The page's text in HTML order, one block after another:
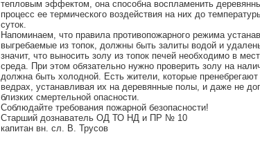
тепловым эффектом, она способна воспламенить
процесс ее термического воздействия на них до
суток.
Напоминаем, что правила противопожарного режима
выгребаемые из топок, должны быть залиты водой и
значит, что выносить золу из топок печей необходимо в
среда. При этом обязательно нужно проверить золу на
должна быть холодной. Есть жители, которые
ведрах, устанавливая их на деревянные полы, и даже не
близких смертельной опасности.
Соблюдайте требования пожарной безопасности!
Старший дознаватель ОД ТО НД и ПР № 10
капитан вн. сл. В. Трусов